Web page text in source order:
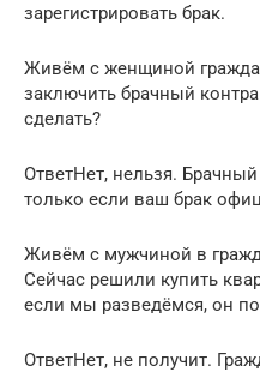
зарегистрировать брак.
Живём с женщиной
заключить брачный
сделать?
ОтветНет, нельзя.
только если ваш брак
Живём с мужчиной в
Сейчас решили купить
если мы разведёмся, он
ОтветНет, не получит.